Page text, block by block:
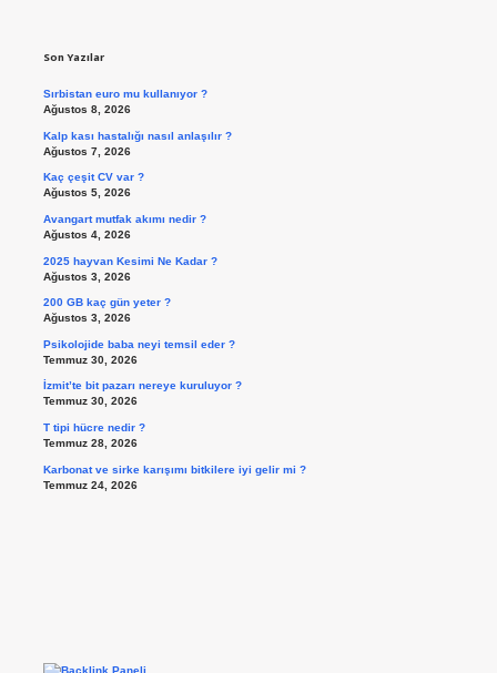
Son Yazılar
Sırbistan euro mu kullanıyor ?
Ağustos 8, 2026
Kalp kası hastalığı nasıl anlaşılır ?
Ağustos 7, 2026
Kaç çeşit CV var ?
Ağustos 5, 2026
Avangart mutfak akımı nedir ?
Ağustos 4, 2026
2025 hayvan Kesimi Ne Kadar ?
Ağustos 3, 2026
200 GB kaç gün yeter ?
Ağustos 3, 2026
Psikolojide baba neyi temsil eder ?
Temmuz 30, 2026
İzmit’te bit pazarı nereye kuruluyor ?
Temmuz 30, 2026
T tipi hücre nedir ?
Temmuz 28, 2026
Karbonat ve sirke karışımı bitkilere iyi gelir mi ?
Temmuz 24, 2026